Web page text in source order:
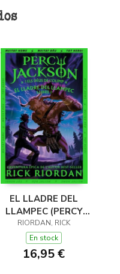
EL LLADRE DEL
LLAMPEC (PERCY
JACKSON I ELS DÉUS
DE L'OLIMP 1)
RIORDAN, RICK
En stock
16,95 €